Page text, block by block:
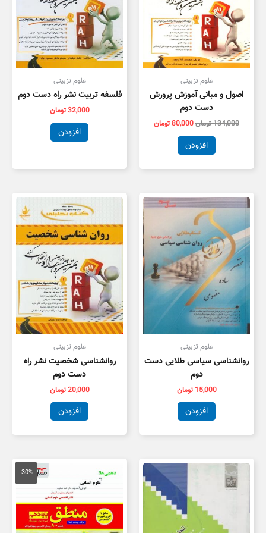
علوم تزبیتی
اصول و مبانی آموزش پرورش
دست دوم
134,000تومان80,000تومان
افزودن
علوم تزبیتی
فلسفه تربیت نشر راه دست دوم
32,000تومان
افزودن
علوم تزبیتی
روانشناسی سیاسی طلایی دست
دوم
15,000 تومان
افزودن
علوم تزبیتی
روانشناسی شخصیت نشر راه
دست دوم
20,000تومان
افزودن
-30%
20,000 تومان
بود.
قیمت
فعلی